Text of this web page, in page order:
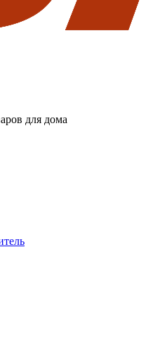
для дома